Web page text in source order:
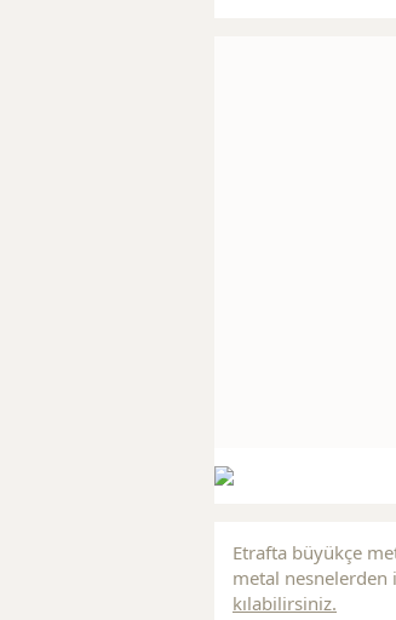
Etrafta büyükçe
metal nesnelerden
kılabilirsiniz.